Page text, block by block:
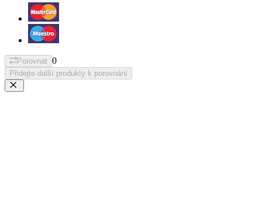
Porovnat 0
Přidejte další produkty k porovnání